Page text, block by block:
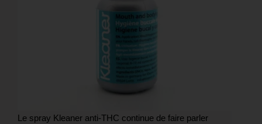
Le spray Kleaner anti-THC continue de faire parler